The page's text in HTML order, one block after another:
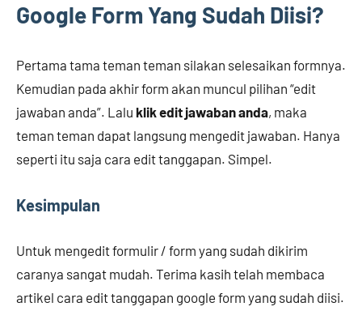
Google Form Yang Sudah Diisi?
Pertama tama teman teman silakan selesaikan formnya.
Kemudian pada akhir form akan muncul pilihan “edit
jawaban anda”. Lalu klik edit jawaban anda, maka
teman teman dapat langsung mengedit jawaban. Hanya
seperti itu saja cara edit tanggapan. Simpel.
Kesimpulan
Untuk mengedit formulir / form yang sudah dikirim
caranya sangat mudah. Terima kasih telah membaca
artikel cara edit tanggapan google form yang sudah diisi.